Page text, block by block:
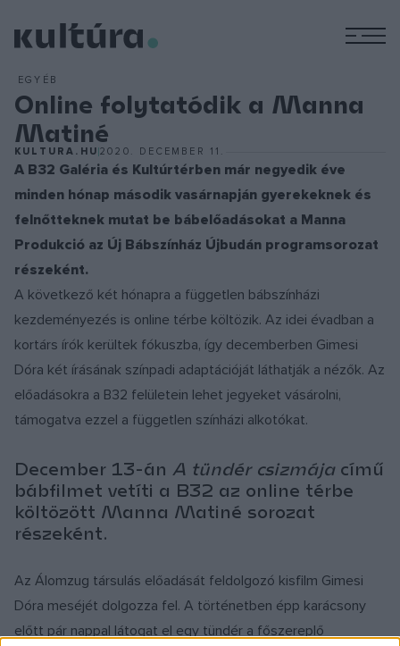
EGYÉB
Online folytatódik a Manna
Matiné
KULTURA.HU 2020. DECEMBER 11.
A B32 Galéria és Kultúrtérben már negyedik éve
minden hónap második vasárnapján gyerekeknek és
felnőtteknek mutat be bábelőadásokat a Manna
Produkció az Új Bábszínház Újbudán programsorozat
részeként.
A következő két hónapra a független bábszínházi
kezdeményezés is online térbe költözik. Az idei évadban a
kortárs írók kerültek fókuszba, így decemberben Gimesi
Dóra két írásának színpadi adaptációját láthatják a nézők. Az
előadásokra a B32 felületein lehet jegyeket vásárolni,
támogatva ezzel a független színházi alkotókat.
December 13-án A tündér csizmája című
bábfilmet vetíti a B32 az online térbe
költözött Manna Matiné sorozat
részeként.
Az Álomzug társulás előadását feldolgozó kisfilm Gimesi
Dóra meséjét dolgozza fel. A történetben épp karácsony
előtt pár nappal látogat el egy tündér a főszereplő